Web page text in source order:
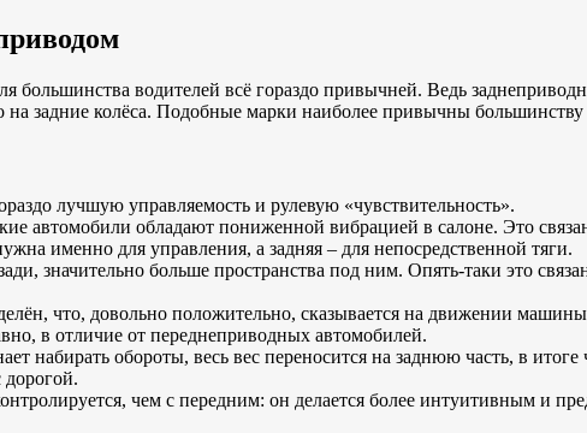
большинства водителей всё гораздо привычней. Ведь
задние колёса. Подобные марки наиболее привычны большинству
лучшую управляемость и рулевую «чувствительность».
автомобили обладают пониженной вибрацией в салоне. Это
именно для управления, а задняя – для непосредственной тяги.
значительно больше пространства под ним. Опять-таки это
что, довольно положительно, сказывается на движении
в отличие от переднеприводных автомобилей.
набирать обороты, весь вес переносится на заднюю часть, в
дорогой.
чем с передним: он делается более интуитивным и